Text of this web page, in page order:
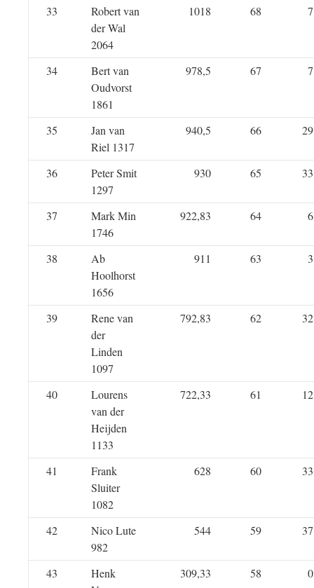
33
Robert van
der Wal
2064
1018 68 7
34
Bert van
Oudvorst
1861
978,5 67 7
35
Jan van
Riel 1317
940,5 66 29
36
Peter Smit
1297
930 65 33
37
Mark Min
1746
922,83 64 6
38
Ab
Hoolhorst
1656
911 63 3
39
Rene van
der
Linden
1097
792,83 62 32
40
Lourens
van der
Heijden
1133
722,33 61 12
41
Frank
Sluiter
1082
628 60 33
42
Nico Lute
982
544 59 37
43
Henk
309,33 58 0